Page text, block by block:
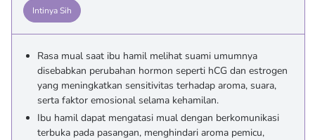
Intinya Sih
Rasa mual saat ibu hamil melihat suami umumnya
disebabkan perubahan hormon seperti hCG dan estrogen
yang meningkatkan sensitivitas terhadap aroma, suara,
serta faktor emosional selama kehamilan.
Ibu hamil dapat mengatasi mual dengan berkomunikasi
terbuka pada pasangan, menghindari aroma pemicu,